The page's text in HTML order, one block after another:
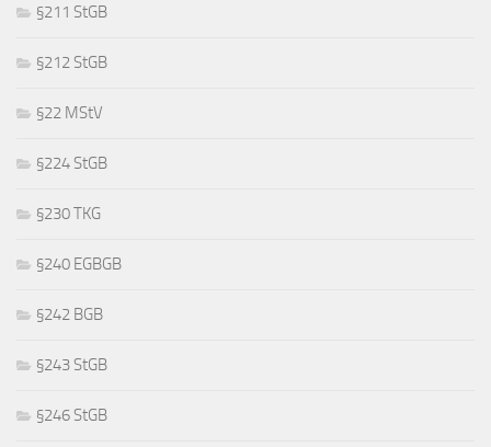
§211 StGB
§212 StGB
§22 MStV
§224 StGB
§230 TKG
§240 EGBGB
§242 BGB
§243 StGB
§246 StGB